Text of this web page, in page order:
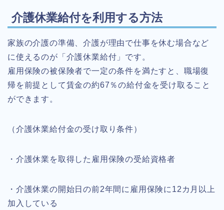
介護休業給付を利用する方法
家族の介護の準備、介護が理由で仕事を休む場合など
に使えるのが「介護休業給付」です。
雇用保険の被保険者で一定の条件を満たすと、職場復
帰を前提として賃金の約67％の給付金を受け取ること
ができます。
（介護休業給付金の受け取り条件）
・介護休業を取得した雇用保険の受給資格者
・介護休業の開始日の前2年間に雇用保険に12カ月以上
加入している